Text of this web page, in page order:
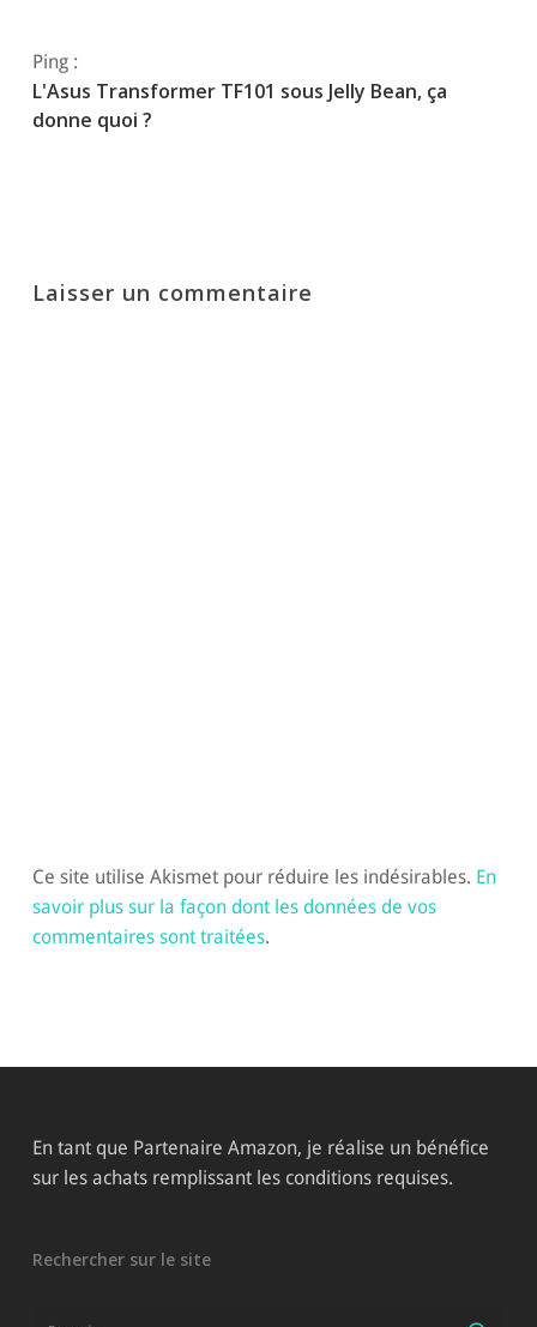
Ping :
L'Asus Transformer TF101 sous Jelly Bean, ça
donne quoi ?
Laisser un commentaire
Ce site utilise Akismet pour réduire les indésirables. En
savoir plus sur la façon dont les données de vos
commentaires sont traitées.
En tant que Partenaire Amazon, je réalise un bénéfice
sur les achats remplissant les conditions requises.
Rechercher sur le site